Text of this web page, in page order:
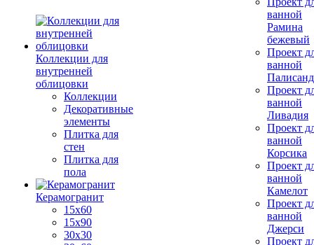
Коллекции для
внутренней
облицовки
Коллекции
Декоративные
элементы
Плитка для
стен
Плитка для
пола
Керамогранит
15х60
15x90
30х30
ванной
Рамина
бежевый
Проект
ванной
Проект
ванной
Ливадия
Проект
ванной
Корсика
Проект
ванной
Камелот
Проект
ванной
Джерси
Проект